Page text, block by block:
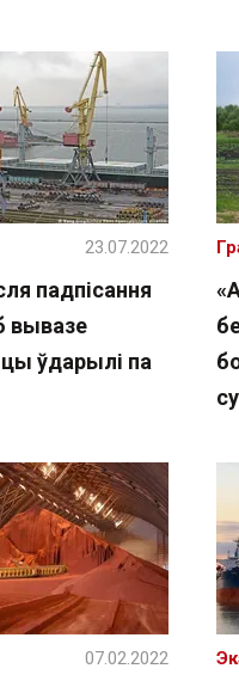
падпісання
вывазе
ўдарылі па
23.07.2022
07.02.2022